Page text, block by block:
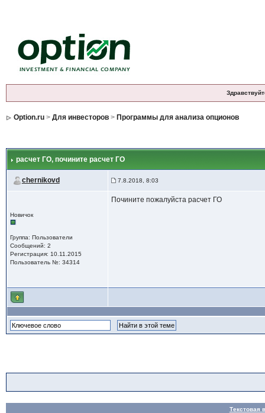
Option.ru> Для инвесторов> Программы для анализа опционов
расчет ГО, почините расчет ГО
chernikovd 7.8.2018, 8:03
Новичок
Группа: Пользователи
Сообщений: 2
Регистрация: 10.11.2015
Пользователь №: 34314
Почините пожалуйста расчет ГО
Текстовая